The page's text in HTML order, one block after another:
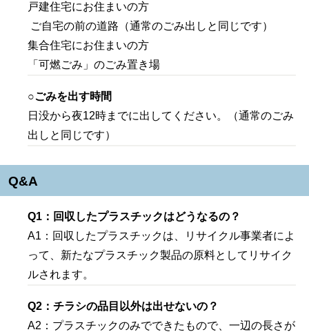
戸建住宅にお住まいの方
ご自宅の前の道路（通常のごみ出しと同じです）
集合住宅にお住まいの方
「可燃ごみ」のごみ置き場
○ごみを出す時間
日没から夜12時までに出してください。（通常のごみ
出しと同じです）
Q&A
Q1：回収したプラスチックはどうなるの？
A1：回収したプラスチックは、リサイクル事業者によ
って、新たなプラスチック製品の原料としてリサイク
ルされます。
Q2：チラシの品目以外は出せないの？
A2：プラスチックのみでできたもので、一辺の長さが